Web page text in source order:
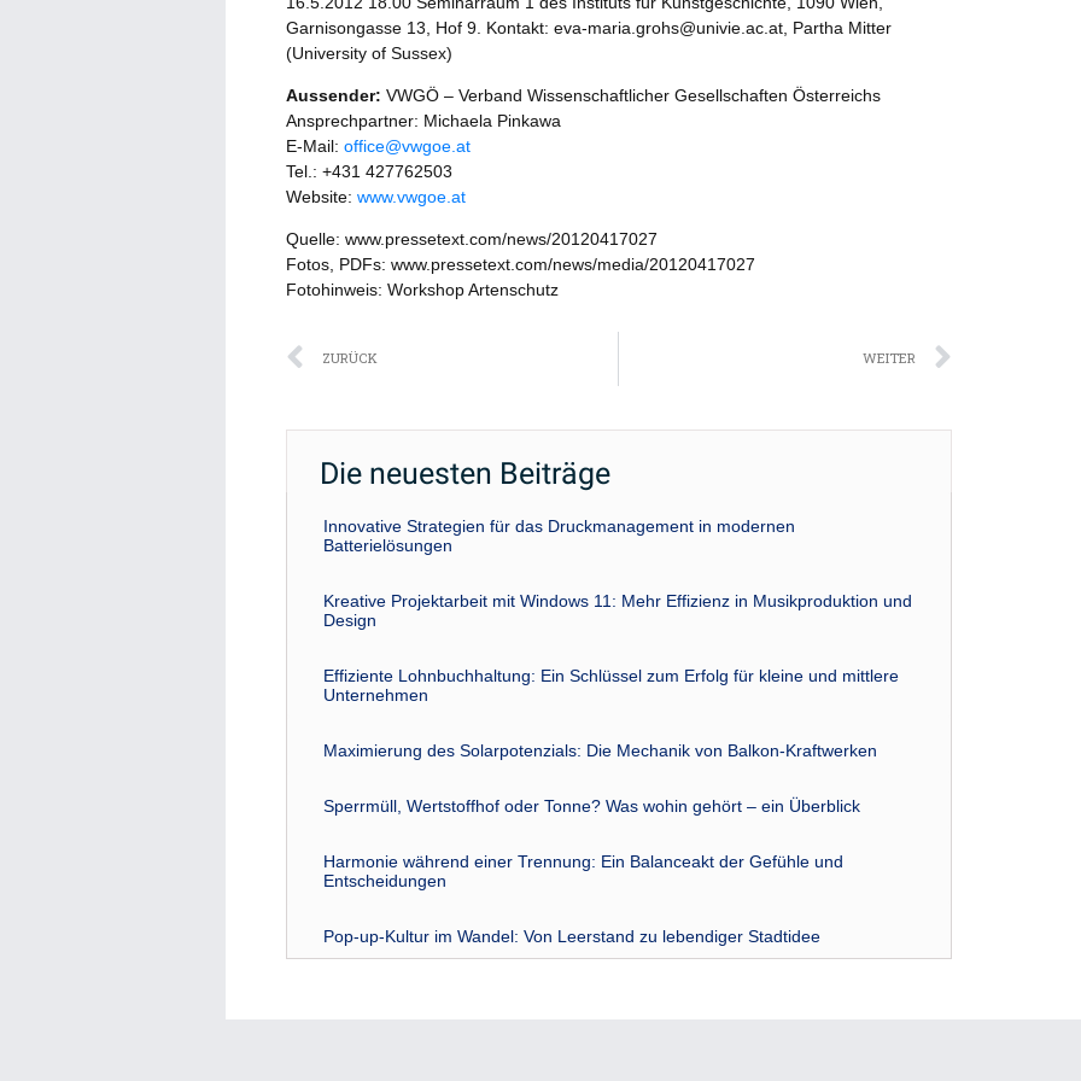
Garnisongasse 13, Hof 9. Kontakt: eva-maria.grohs@univie.ac.at, Partha Mitter
(University of Sussex)
Aussender: VWGÖ – Verband Wissenschaftlicher Gesellschaften Österreichs
Ansprechpartner: Michaela Pinkawa
E-Mail: office@vwgoe.at
Tel.: +431 427762503
Website: www.vwgoe.at
Quelle: www.pressetext.com/news/20120417027
Fotos, PDFs: www.pressetext.com/news/media/20120417027
Fotohinweis: Workshop Artenschutz
Zurück
ZURÜCK WEITER
Die neuesten Beiträge
Innovative Strategien für das Druckmanagement in modernen
Batterielösungen
Kreative Projektarbeit mit Windows 11: Mehr Effizienz in Musikproduktion und
Design
Effiziente Lohnbuchhaltung: Ein Schlüssel zum Erfolg für kleine und mittlere
Unternehmen
Maximierung des Solarpotenzials: Die Mechanik von Balkon-Kraftwerken
Sperrmüll, Wertstoffhof oder Tonne? Was wohin gehört – ein Überblick
Harmonie während einer Trennung: Ein Balanceakt der Gefühle und
Entscheidungen
Pop-up-Kultur im Wandel: Von Leerstand zu lebendiger Stadtidee